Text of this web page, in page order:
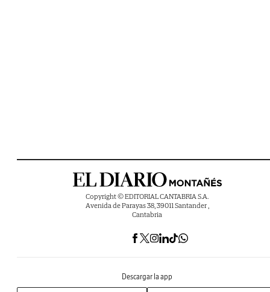
Copyright © EDITORIAL CANTABRIA S.A.
Avenida de Parayas 38, 39011 Santander ,
Cantabria
Descargar la app